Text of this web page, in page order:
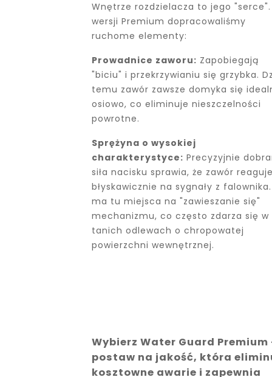
Wnętrze rozdzielacza to jego "serce".
wersji Premium dopracowaliśmy
ruchome elementy:
Prowadnice zaworu: Zapobiegają
"biciu" i przekrzywianiu się grzybka.
temu zawór zawsze domyka się
osiowo, co eliminuje nieszczelności
powrotne.
Sprężyna o wysokiej
charakterystyce: Precyzyjnie
siła nacisku sprawia, że zawór
błyskawicznie na sygnały z
ma tu miejsca na "zawieszanie się"
mechanizmu, co często zdarza się w
tanich odlewach o chropowatej
powierzchni wewnętrznej.
Wybierz Water Guard Premium
postaw na jakość, która
kosztowne awarie i zapewnia